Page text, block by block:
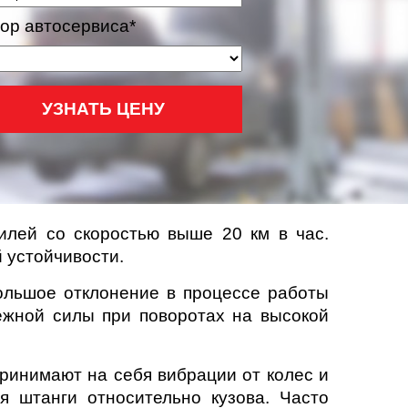
автосервиса*
УЗНАТЬ ЦЕНУ
со скоростью выше 20 км в час.
отклонение в процессе работы
силы при поворотах на высокой
на себя вибрации от колес и
относительно кузова. Часто